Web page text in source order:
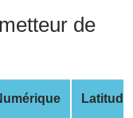
de
Latitude